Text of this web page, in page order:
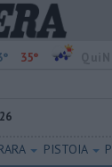
35°
PISTOIA